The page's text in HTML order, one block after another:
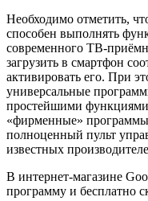
Необходимо отметить,
способен выполнять
современного ТВ-
загрузить в смартфон
активировать его. При
универсальные
простейшими функциями
«фирменные»
полноценный пульт
известных
В интернет-магазине
программу и бесплатно